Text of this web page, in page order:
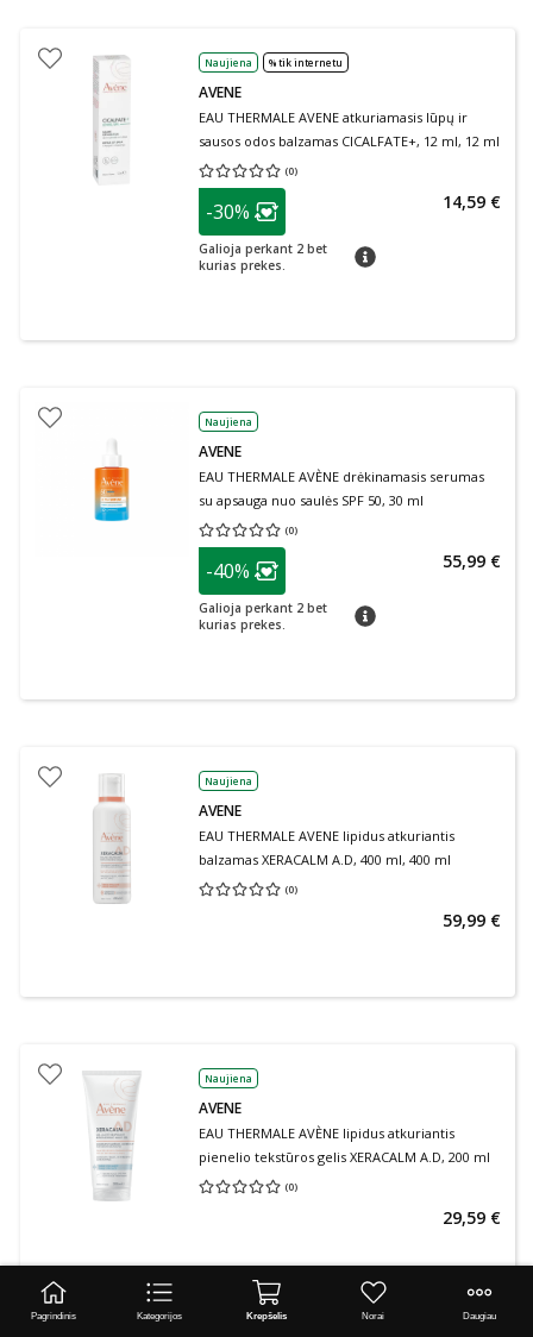
Naujiena % tik internetu
AVENE
EAU THERMALE AVENE atkuriamasis lūpų ir
sausos odos balzamas CICALFATE+, 12 ml, 12 ml
(0)
Vidutinis įvertinimas 0.00
patarimas
Lojalumo klubo narių nuolaida
-30%
Galioja perkant 2 bet
kurias prekes.
patarimas
14,59 €
Naujiena
AVENE
EAU THERMALE AVÈNE drėkinamasis serumas
su apsauga nuo saulės SPF 50, 30 ml
(0)
Vidutinis įvertinimas 0.00
patarimas
Lojalumo klubo narių nuolaida
-40%
Galioja perkant 2 bet
kurias prekes.
patarimas
55,99 €
Naujiena
AVENE
EAU THERMALE AVENE lipidus atkuriantis
balzamas XERACALM A.D, 400 ml, 400 ml
(0)
Vidutinis įvertinimas 0.00
59,99 €
Naujiena
AVENE
EAU THERMALE AVÈNE lipidus atkuriantis
pienelio tekstūros gelis XERACALM A.D, 200 ml
(0)
Vidutinis įvertinimas 0.00
29,59 €
Pagrindinis Kategorijos Krepšelis Norai Daugiau